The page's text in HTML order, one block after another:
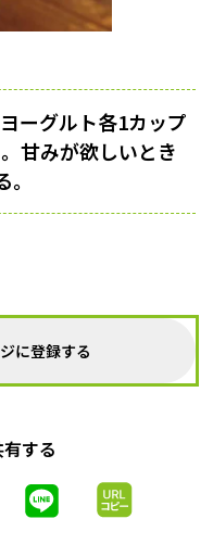
ーグルト各1カップ
甘みが欲しいとき
に登録する
する